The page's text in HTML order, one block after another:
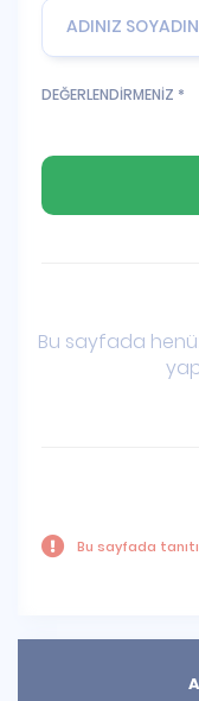
DEĞERLENDİRMENİZ *
Bu sayfada
Bu sayfada